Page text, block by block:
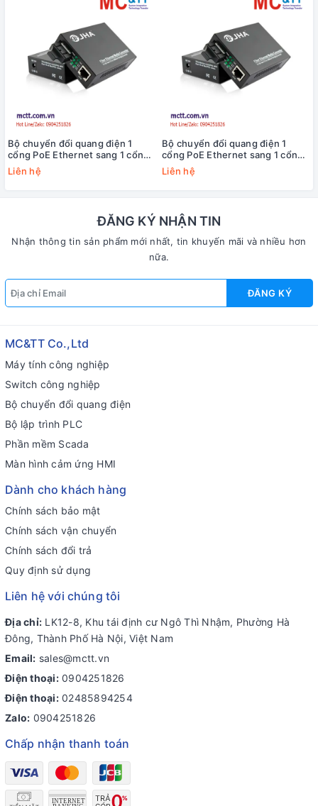
Bộ chuyển đổi quang điện 1
cổng PoE Ethernet sang 1 cổng
quang (Dual Fiber, Multi Mode,
SC, 2KM) JHA TECH JHA-F11P
Liên hệ
Bộ chuyển đổi quang điện 1
cổng PoE Ethernet sang 1 cổng
quang (Dual Fiber, Single Mode,
SC, 20KM) JHA TECH JHA-
Liên hệ
ĐĂNG KÝ NHẬN TIN
Nhận thông tin sản phẩm mới nhất, tin khuyến mãi và nhiều hơn
nữa.
ĐĂNG KÝ
MC&TT Co.,Ltd
Máy tính công nghiệp
Switch công nghiệp
Bộ chuyển đổi quang điện
Bộ lập trình PLC
Phần mềm Scada
Màn hình cảm ứng HMI
Dành cho khách hàng
Chính sách bảo mật
Chính sách vận chuyển
Chính sách đổi trả
Quy định sử dụng
Liên hệ với chúng tôi
Địa chỉ: LK12-8, Khu tái định cư Ngô Thì Nhậm, Phường Hà
Đông, Thành Phố Hà Nội, Việt Nam
Email: sales@mctt.vn
Điện thoại: 0904251826
Điện thoại: 02485894254
Zalo: 0904251826
Chấp nhận thanh toán